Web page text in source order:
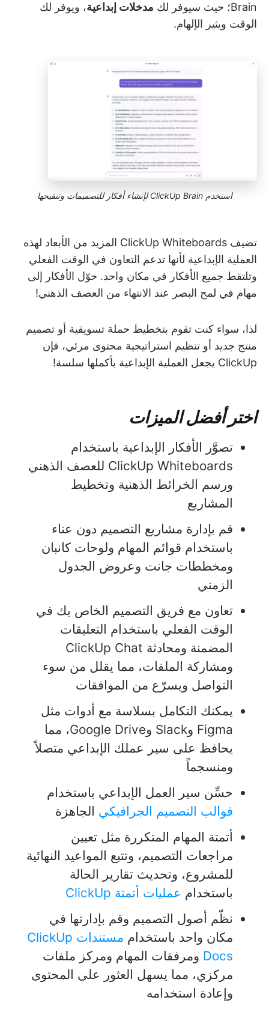
Brain؛ حيث سيوفر لك
مدخلات إبداعية، ويوفر لك
الوقت ويثير الإلهام.
استخدم ClickUp Brain لإنشاء أفكار للتصميمات وتنقيحها
تضيف ClickUp Whiteboards المزيد من الأبعاد لهذه
العملية الإبداعية لأنها تدعم التعاون في الوقت الفعلي
وتلتقط جميع الأفكار في مكان واحد. حوّل الأفكار إلى
مهام في لمح البصر عند الانتهاء من العصف الذهني!
لذا، سواء كنت تقوم بتخطيط حملة تسويقية أو تصميم
منتج جديد أو تنظيم استراتيجية محتوى مرئي، فإن
ClickUp يجعل العملية الإبداعية بأكملها سلسة!
اختر أفضل الميزات
تصوَّر الأفكار الإبداعية باستخدام
ClickUp Whiteboards للعصف الذهني
ورسم الخرائط الذهنية وتخطيط
المشاريع
قم بإدارة مشاريع التصميم دون عناء
باستخدام قوائم المهام ولوحات كانبان
ومخططات جانت وعروض الجدول
الزمني
تعاون مع فريق التصميم الخاص بك في
الوقت الفعلي باستخدام التعليقات
المضمنة ومحادثة ClickUp Chat
ومشاركة الملفات، مما يقلل من سوء
التواصل ويسرّع من الموافقات
يمكنك التكامل بسلاسة مع أدوات مثل
Figma وSlack وGoogle Drive، مما
يحافظ على سير عملك الإبداعي متصلاً
ومنسجماً
حسِّن سير العمل الإبداعي باستخدام
قوالب التصميم الجرافيكي الجاهزة
أتمتة المهام المتكررة مثل تعيين
مراجعات التصميم، وتتبع المواعيد النهائية
للمشروع، وتحديث تقارير الحالة
باستخدام عمليات أتمتة ClickUp
نظّم أصول التصميم وقم بإدارتها في
مكان واحد باستخدام
مستندات ClickUp
Docs ومرفقات المهام ومركز ملفات
مركزي، مما يسهل العثور على المحتوى
وإعادة استخدامه